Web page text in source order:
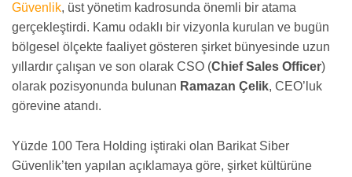
Güvenlik, üst yönetim kadrosunda önemli bir atama
gerçekleştirdi. Kamu odaklı bir vizyonla kurulan ve bugün
bölgesel ölçekte faaliyet gösteren şirket bünyesinde uzun
yıllardır çalışan ve son olarak CSO (Chief Sales Officer)
olarak pozisyonunda bulunan Ramazan Çelik, CEO’luk
görevine atandı.
Yüzde 100 Tera Holding iştiraki olan Barikat Siber
Güvenlik’ten yapılan açıklamaya göre, şirket kültürüne